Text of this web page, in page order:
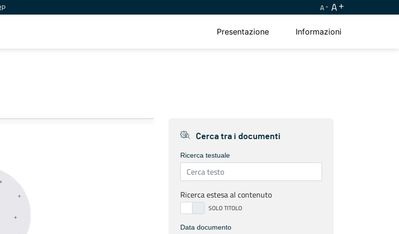
A A
Presentazione Informazioni
Cerca tra i documenti
Ricerca testuale
Ricerca estesa al contenuto
Data documento